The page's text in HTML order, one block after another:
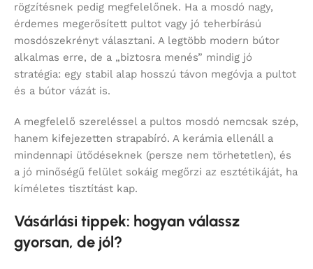
rögzítésnek pedig megfelelőnek. Ha a mosdó nagy,
érdemes megerősített pultot vagy jó teherbírású
mosdószekrényt választani. A legtöbb modern bútor
alkalmas erre, de a „biztosra menés” mindig jó
stratégia: egy stabil alap hosszú távon megóvja a pultot
és a bútor vázát is.
A megfelelő szereléssel a pultos mosdó nemcsak szép,
hanem kifejezetten strapabíró. A kerámia ellenáll a
mindennapi ütődéseknek (persze nem törhetetlen), és
a jó minőségű felület sokáig megőrzi az esztétikáját, ha
kíméletes tisztítást kap.
Vásárlási tippek: hogyan válassz
gyorsan, de jól?